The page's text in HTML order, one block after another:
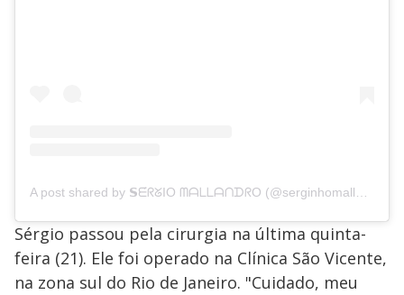
A post shared by 𝗦ᗴ́ᖇᘜIO ᗰᗩᒪᒪᗩᑎᗪᖇO (@serginhomallandro)
Sérgio passou pela cirurgia na última quinta-
feira (21). Ele foi operado na Clínica São Vicente,
na zona sul do Rio de Janeiro. "Cuidado, meu